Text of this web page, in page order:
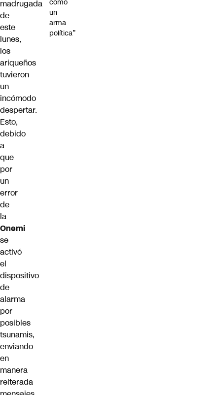
madrugada
de
este
lunes,
los
ariqueños
tuvieron
un
incómodo
despertar.
Esto,
debido
a
que
por
un
error
de
la
Onemi
se
activó
el
dispositivo
de
alarma
por
posibles
tsunamis,
enviando
en
manera
reiterada
como
un
arma
política”